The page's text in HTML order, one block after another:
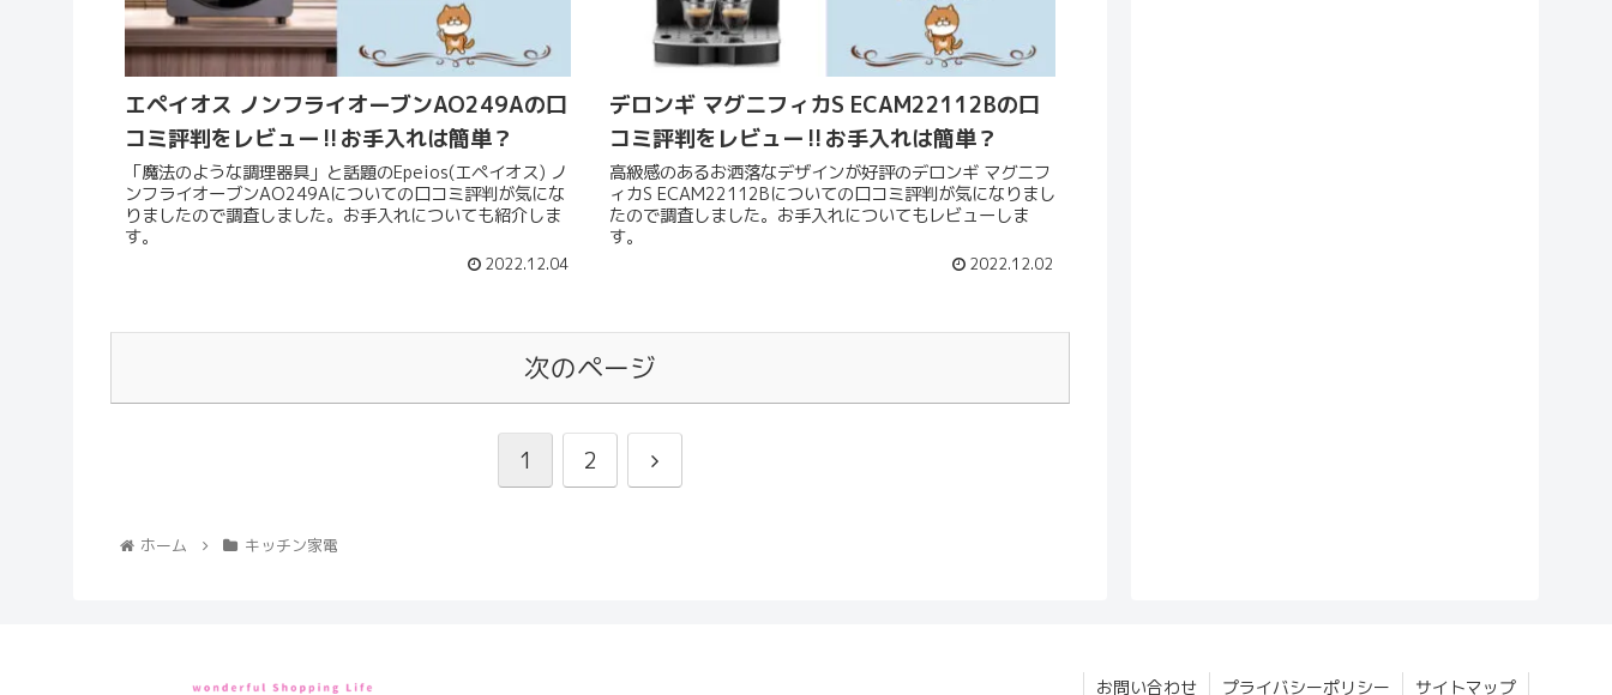
エペイオス ノンフライオーブンAO249Aの口
コミ評判をレビュー‼お手入れは簡単？
「魔法のような調理器具」と話題のEpeios(エペイオス) ノ
ンフライオーブンAO249Aについての口コミ評判が気にな
りましたので調査しました。お手入れについても紹介しま
す。
2022.12.04
デロンギ マグニフィカS ECAM22112Bの口
コミ評判をレビュー‼お手入れは簡単？
高級感のあるお洒落なデザインが好評のデロンギ マグニフ
ィカS ECAM22112Bについての口コミ評判が気になりまし
たので調査しました。お手入れについてもレビューしま
す。
2022.12.02
次のページ
1 2
ホーム キッチン家電
お問い合わせ プライバシーポリシー サイトマップ